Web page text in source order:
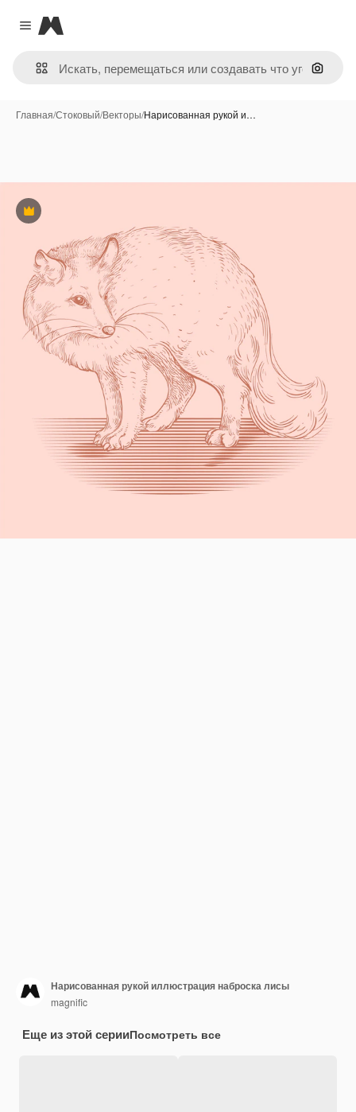
Close menu
Magnific
Поиск
Главная/Стоковый/Векторы/Нарисованная рукой и…
Премиум
Нарисованная рукой иллюстрация наброска лисы
magnific
Еще из этой серииПосмотреть все